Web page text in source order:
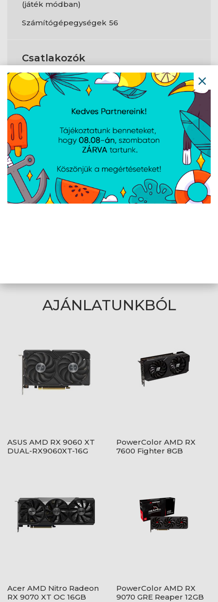
(játék módban)
Számítógépegységek 56
Csatlakozók
és
csatlakozási
felületek
Csatlakozófelület
típusa
PCI Express x16 5.0
HDMI portok
mennyisége
1
DVI-D portok
száma
0
DisplayPort száma
3
AJÁNLATUNKBÓL
ASUS AMD RX 9060 XT
DUAL-RX9060XT-16G
PowerColor AMD RX
7600 Fighter 8GB
Acer AMD Nitro Radeon
RX 9070 XT OC 16GB
PowerColor AMD RX
9070 GRE Reaper 12GB